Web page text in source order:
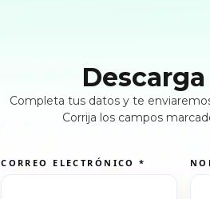
Descarga
Completa tus datos y te
Corrija los campos
CORREO ELECTRÓNICO*